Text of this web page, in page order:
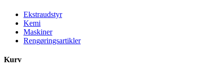
Ekstraudstyr
Kemi
Maskiner
Rengøringsartikler
Kurv